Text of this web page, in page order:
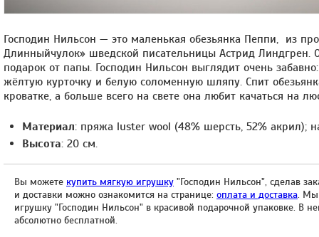
Господин Нильсон — это маленькая обезьянка Пеппи, из
Длинныйчулок» шведской писательницы Астрид Линдгрен.
подарок от папы. Господин Нильсон выглядит очень
жёлтую курточку и белую соломенную шляпу. Спит
кроватке, а больше всего на свете она любит качаться на
Материал: пряжа luster wool (48% шерсть, 52% акрил);
Высота: 20 см.
Вы можете купить мягкую игрушку "Господин Нильсон", сделав
и доставки можно ознакомится на странице: оплата и доставка. Мы
игрушку "Господин Нильсон" в красивой подарочной упаковке. В
абсолютно бесплатной.